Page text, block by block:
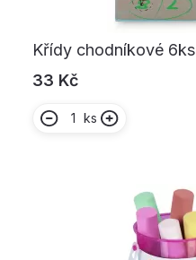
Křídy chodníkové 6ks
33 Kč
ks